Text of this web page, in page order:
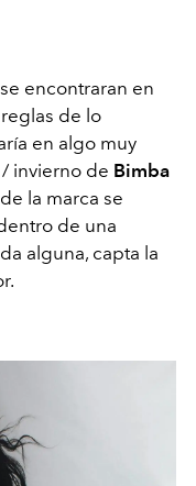
encontraran en
de lo
en algo muy
invierno de Bimba
la marca se
de una
alguna, capta la